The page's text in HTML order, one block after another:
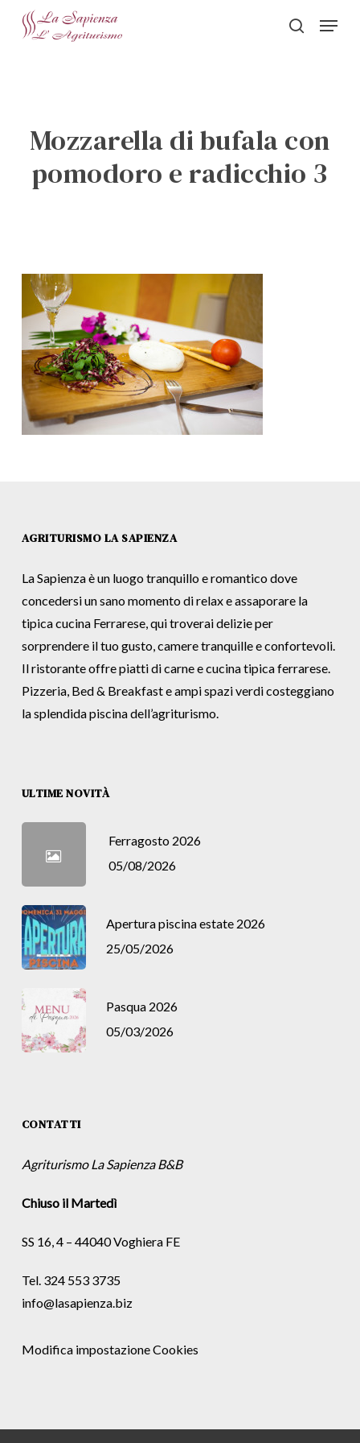
search
Menu
Mozzarella di bufala con
pomodoro e radicchio 3
AGRITURISMO LA SAPIENZA
La Sapienza è un luogo tranquillo e romantico dove
concedersi un sano momento di relax e assaporare la
tipica cucina Ferrarese, qui troverai delizie per
sorprendere il tuo gusto, camere tranquille e confortevoli.
Il ristorante offre piatti di carne e cucina tipica ferrarese.
Pizzeria, Bed & Breakfast e ampi spazi verdi costeggiano
la splendida piscina dell’agriturismo.
ULTIME NOVITÀ
Ferragosto 2026
05/08/2026
Apertura piscina estate 2026
25/05/2026
Pasqua 2026
05/03/2026
CONTATTI
Agriturismo La Sapienza B&B
Chiuso il Martedì
SS 16, 4 – 44040 Voghiera FE
Tel. 324 553 3735
info@lasapienza.biz
Modifica impostazione Cookies